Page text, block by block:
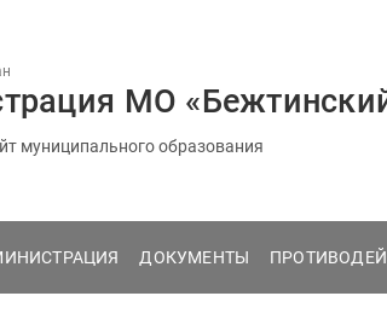
МО
муниципального образования
ДОКУМЕНТЫ